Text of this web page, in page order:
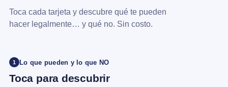
Toca cada tarjeta y descubre qué te pueden
hacer legalmente… y qué no. Sin costo.
1 Lo que pueden y lo que NO
Toca para descubrir